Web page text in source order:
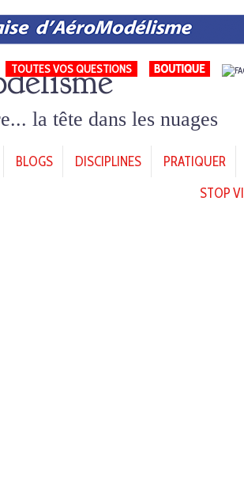
TOUTES VOS QUESTIONS
la tête dans les nuages
BLOGS DISCIPLINES PRATIQUER
STOP